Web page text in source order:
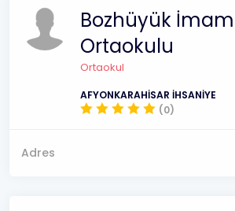
Bozhüyük
Ortaokulu
Ortaokul
AFYONKARAHİSAR İHSANİYE
(0)
Adres